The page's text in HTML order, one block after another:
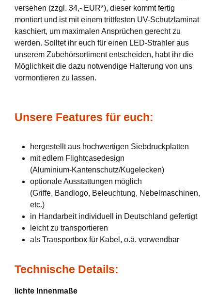
versehen (zzgl. 34,- EUR*), dieser kommt fertig
montiert und ist mit einem trittfesten UV-Schutzlaminat
kaschiert, um maximalen Ansprüchen gerecht zu
werden. Solltet ihr euch für einen LED-Strahler aus
unserem Zubehörsortiment entscheiden, habt ihr die
Möglichkeit die dazu notwendige Halterung von uns
vormontieren zu lassen.
Unsere Features für euch:
hergestellt aus hochwertigen Siebdruckplatten
mit edlem Flightcasedesign
(Aluminium-Kantenschutz/Kugelecken)
optionale Ausstattungen möglich
(Griffe, Bandlogo, Beleuchtung, Nebelmaschinen,
etc.)
in Handarbeit individuell in Deutschland gefertigt
leicht zu transportieren
als Transportbox für Kabel, o.ä. verwendbar
Technische Details:
lichte Innenmaße